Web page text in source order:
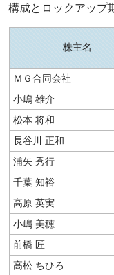
構成とロックアップ
株主名
ＭＧ合同会社
小嶋 雄介
松本 将和
長谷川 正和
浦矢 秀行
千葉 知裕
高原 英実
小嶋 美穂
前橋 匠
高松 ちひろ